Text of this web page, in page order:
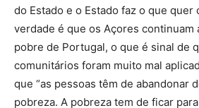
do Estado e o Estado faz o que quer
verdade é que os Açores continuam
pobre de Portugal, o que é sinal de
comunitários foram muito mal
que “as pessoas têm de abandonar
pobreza. A pobreza tem de ficar